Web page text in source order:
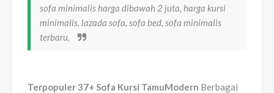
sofa minimalis harga dibawah 2 juta, harga kursi
minimalis, lazada sofa, sofa bed, sofa minimalis
terbaru,
Terpopuler 37+ Sofa Kursi TamuModern Berbagai